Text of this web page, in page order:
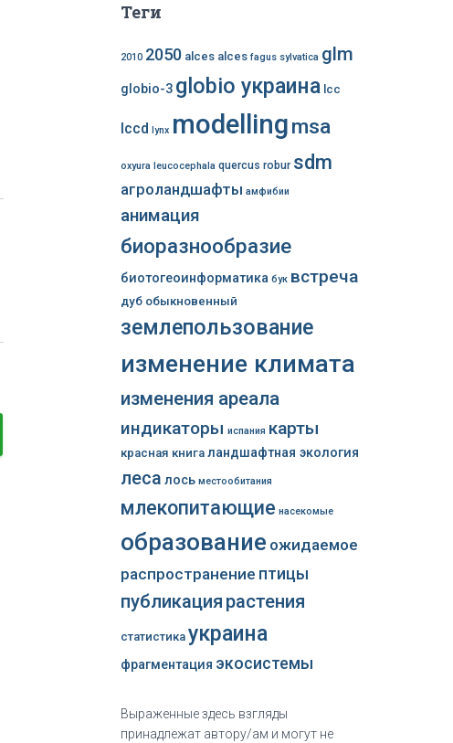
Теги
2010 2050 alces alces fagus sylvatica glm
globio-3 globio украина lcc
lccd lynx modellingmsa
oxyura leucocephala quercus robur sdm
агроландшафты амфибии
анимация
биоразнообразие
биотогеоинформатика бук встреча
дуб обыкновенный
землепользование
изменение климата
изменения ареала
индикаторы испания карты
красная книга ландшафтная экология
леса лось местообитания
млекопитающие насекомые
образование ожидаемое
распространение птицы
публикация растения
статистика украина
фрагментация экосистемы
Выраженные здесь взгляды
принадлежат автору/ам и могут не